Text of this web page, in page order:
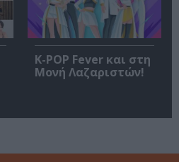
K-POP Fever και στη
Μονή Λαζαριστών!